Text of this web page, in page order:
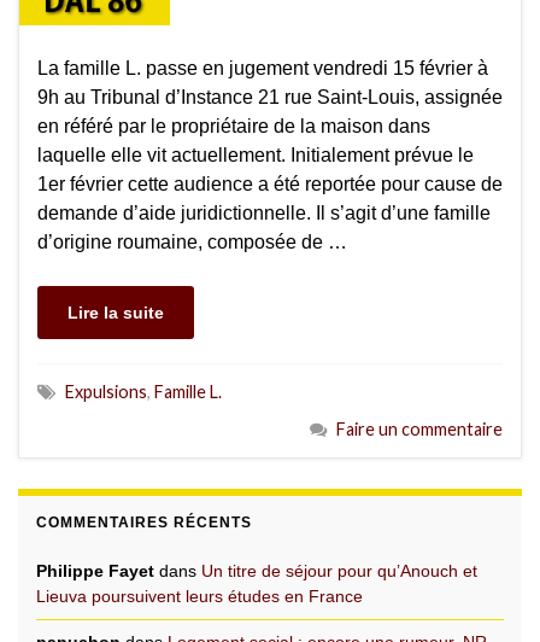
La famille L. passe en jugement vendredi 15 février à
9h au Tribunal d’Instance 21 rue Saint-Louis, assignée
en référé par le propriétaire de la maison dans
laquelle elle vit actuellement. Initialement prévue le
1er février cette audience a été reportée pour cause de
demande d’aide juridictionnelle. Il s’agit d’une famille
d’origine roumaine, composée de …
Lire la suite
Expulsions, Famille L.
Faire un commentaire
COMMENTAIRES RÉCENTS
Philippe Fayet dans Un titre de séjour pour qu’Anouch et
Lieuva poursuivent leurs études en France